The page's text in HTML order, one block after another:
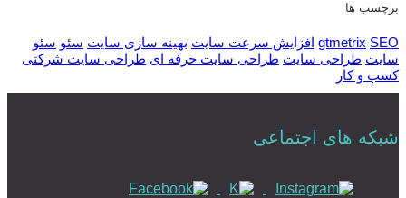
برچسب ها
gtmetrix SEO افزایش سرعت سایت بهینه سازی سایت سئو سئو
سایت طراحی سایت طراحی سایت حرفه ای طراحی سایت شرکتی
کسب و کار
شبکه های اجتماعی